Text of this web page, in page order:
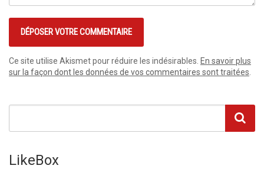
Ce site utilise Akismet pour réduire les indésirables. En savoir plus
sur la façon dont les données de vos commentaires sont traitées
LikeBox